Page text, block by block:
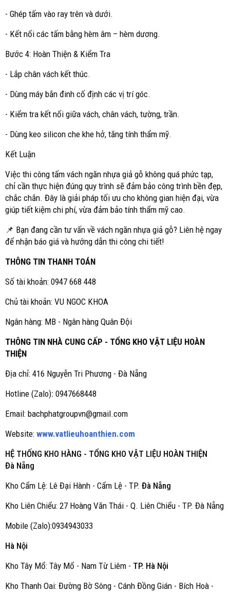
- Ghép tấm vào ray trên và dưới.
- Kết nối các tấm bằng hèm âm – hèm dương.
Bước 4: Hoàn Thiện & Kiểm Tra
- Lắp chân vách kết thúc.
- Dùng máy bắn đinh cố định các vị trí góc.
- Kiểm tra kết nối giữa vách, chân vách, tường, trần.
- Dùng keo silicon che khe hở, tăng tính thẩm mỹ.
Kết Luận
Việc thi công tấm vách ngăn nhựa giả gỗ không quá phức tạp,
chỉ cần thực hiện đúng quy trình sẽ đảm bảo công trình bền đẹp,
chắc chắn. Đây là giải pháp tối ưu cho không gian hiện đại, vừa
giúp tiết kiệm chi phí, vừa đảm bảo tính thẩm mỹ cao.
📌 Bạn đang cần tư vấn về vách ngăn nhựa giả gỗ? Liên hệ ngay
để nhận báo giá và hướng dẫn thi công chi tiết!
THÔNG TIN THANH TOÁN
Số tài khoản: 0947 668 448
Chủ tài khoản: VU NGOC KHOA
Ngân hàng: MB - Ngân hàng Quân Đội
THÔNG TIN NHÀ CUNG CẤP - TỔNG KHO VẬT LIỆU HOÀN
THIỆN
Địa chỉ: 416 Nguyễn Tri Phương - Đà Nẵng
Hotline (Zalo): 0947668448
Email: bachphatgroupvn@gmail.com
Website: www.vatlieuhoanthien.com
HỆ THỐNG KHO HÀNG - TỔNG KHO VẬT LIỆU HOÀN THIỆN
Đà Nẵng
Kho Cẩm Lệ: Lê Đại Hành - Cẩm Lệ - TP. Đà Nẵng
Kho Liên Chiểu: 27 Hoàng Văn Thái - Q. Liên Chiểu - TP. Đà Nẵng
Mobile (Zalo):0934943033
Hà Nội
Kho Tây Mổ: Tây Mổ - Nam Từ Liêm - TP. Hà Nội
Kho Thanh Oai: Đường Bờ Sông - Cánh Đồng Gián - Bích Hoà -